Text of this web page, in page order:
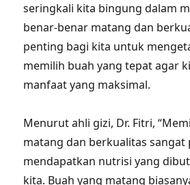
seringkali kita bingung dalam
benar-benar matang dan
penting bagi kita untuk
memilih buah yang tepat agar
manfaat yang maksimal.
Menurut ahli gizi, Dr. Fitri,
matang dan berkualitas
mendapatkan nutrisi yang
kita. Buah yang matang